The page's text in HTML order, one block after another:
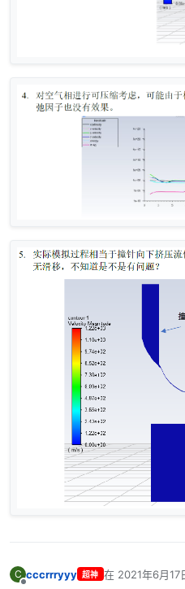
C cccrrryyy 超神 在 2021年6月17
最后由 编辑